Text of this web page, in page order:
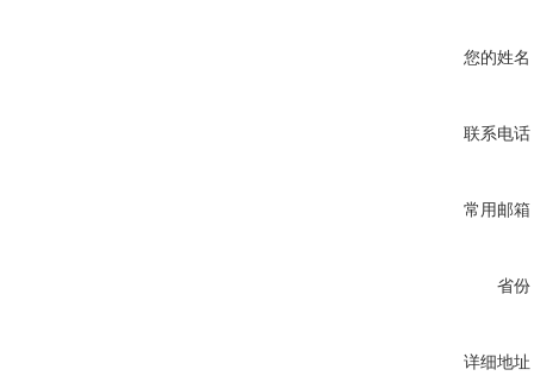
您的姓名
联系电话
常用邮箱
省份
详细地址